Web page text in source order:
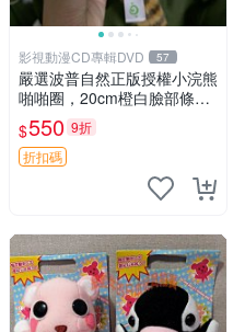
影視動漫CD專輯DVD 57
嚴選波普自然正版授權小浣熊
啪啪圈，20cm橙白臉部條紋
清晰，毛絨超萌贈品推薦。
小浣熊 波普 圈環
$550 9折
折扣碼